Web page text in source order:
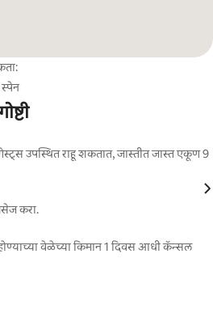
उपस्थित राहू शकतात, जास्तीत जास्त एकूण 9
करा.
वेळेच्या किमान 1 दिवस आधी कॅन्सल